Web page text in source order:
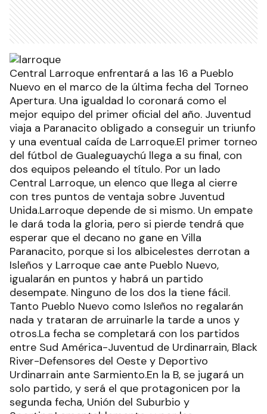
Central Larroque enfrentará a las 16 a Pueblo
Nuevo en el marco de la última fecha del Torneo
Apertura. Una igualdad lo coronará como el
mejor equipo del primer oficial del año. Juventud
viaja a Paranacito obligado a conseguir un triunfo
y una eventual caída de Larroque.El primer torneo
del fútbol de Gualeguaychú llega a su final, con
dos equipos peleando el título. Por un lado
Central Larroque, un elenco que llega al cierre
con tres puntos de ventaja sobre Juventud
Unida.Larroque depende de si mismo. Un empate
le dará toda la gloria, pero si pierde tendrá que
esperar que el decano no gane en Villa
Paranacito, porque si los albicelestes derrotan a
Isleños y Larroque cae ante Pueblo Nuevo,
igualarán en puntos y habrá un partido
desempate. Ninguno de los dos la tiene fácil.
Tanto Pueblo Nuevo como Isleños no regalarán
nada y trataran de arruinarle la tarde a unos y
otros.La fecha se completará con los partidos
entre Sud América-Juventud de Urdinarrain, Black
River-Defensores del Oeste y Deportivo
Urdinarrain ante Sarmiento.En la B, se jugará un
solo partido, y será el que protagonicen por la
segunda fecha, Unión del Suburbio y